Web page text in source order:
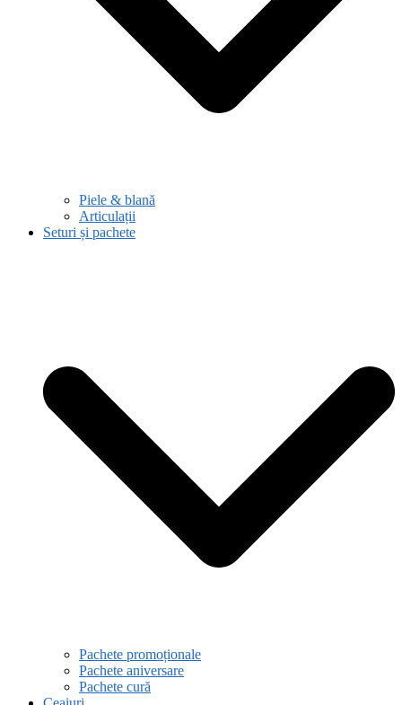
Piele & blană
Articulații
Seturi și pachete
Pachete promoționale
Pachete aniversare
Pachete cură